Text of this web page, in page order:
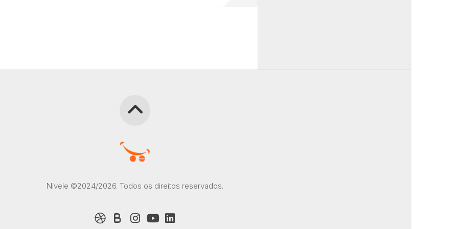
Nivele ©2024/2026. Todos os direitos reservados.